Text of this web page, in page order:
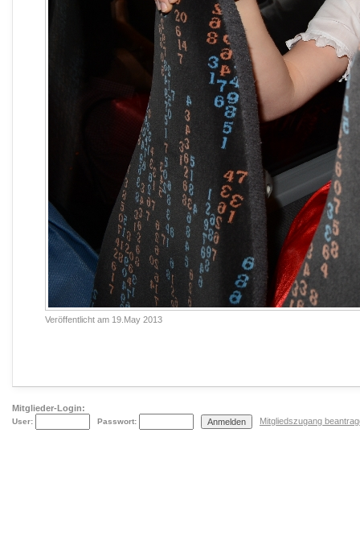
Veröffentlicht am 19.May 2013
Mitglieder-Login:
User: Passwort: Mitgliedszugang